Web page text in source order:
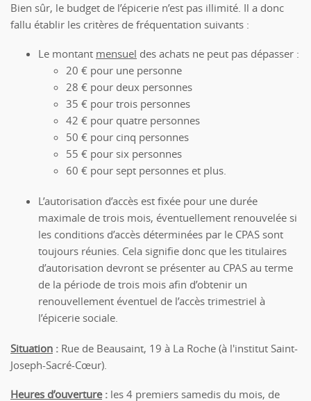
Bien sûr, le budget de l’épicerie n’est pas illimité. Il a donc
fallu établir les critères de fréquentation suivants :
Le montant mensuel des achats ne peut pas dépasser :
20 € pour une personne
28 € pour deux personnes
35 € pour trois personnes
42 € pour quatre personnes
50 € pour cinq personnes
55 € pour six personnes
60 € pour sept personnes et plus.
L’autorisation d’accès est fixée pour une durée
maximale de trois mois, éventuellement renouvelée si
les conditions d’accès déterminées par le CPAS sont
toujours réunies. Cela signifie donc que les titulaires
d’autorisation devront se présenter au CPAS au terme
de la période de trois mois afin d’obtenir un
renouvellement éventuel de l’accès trimestriel à
l’épicerie sociale.
Situation : Rue de Beausaint, 19 à La Roche (à l'institut Saint-
Joseph-Sacré-Cœur).
Heures d’ouverture: les 4 premiers samedis du mois, de